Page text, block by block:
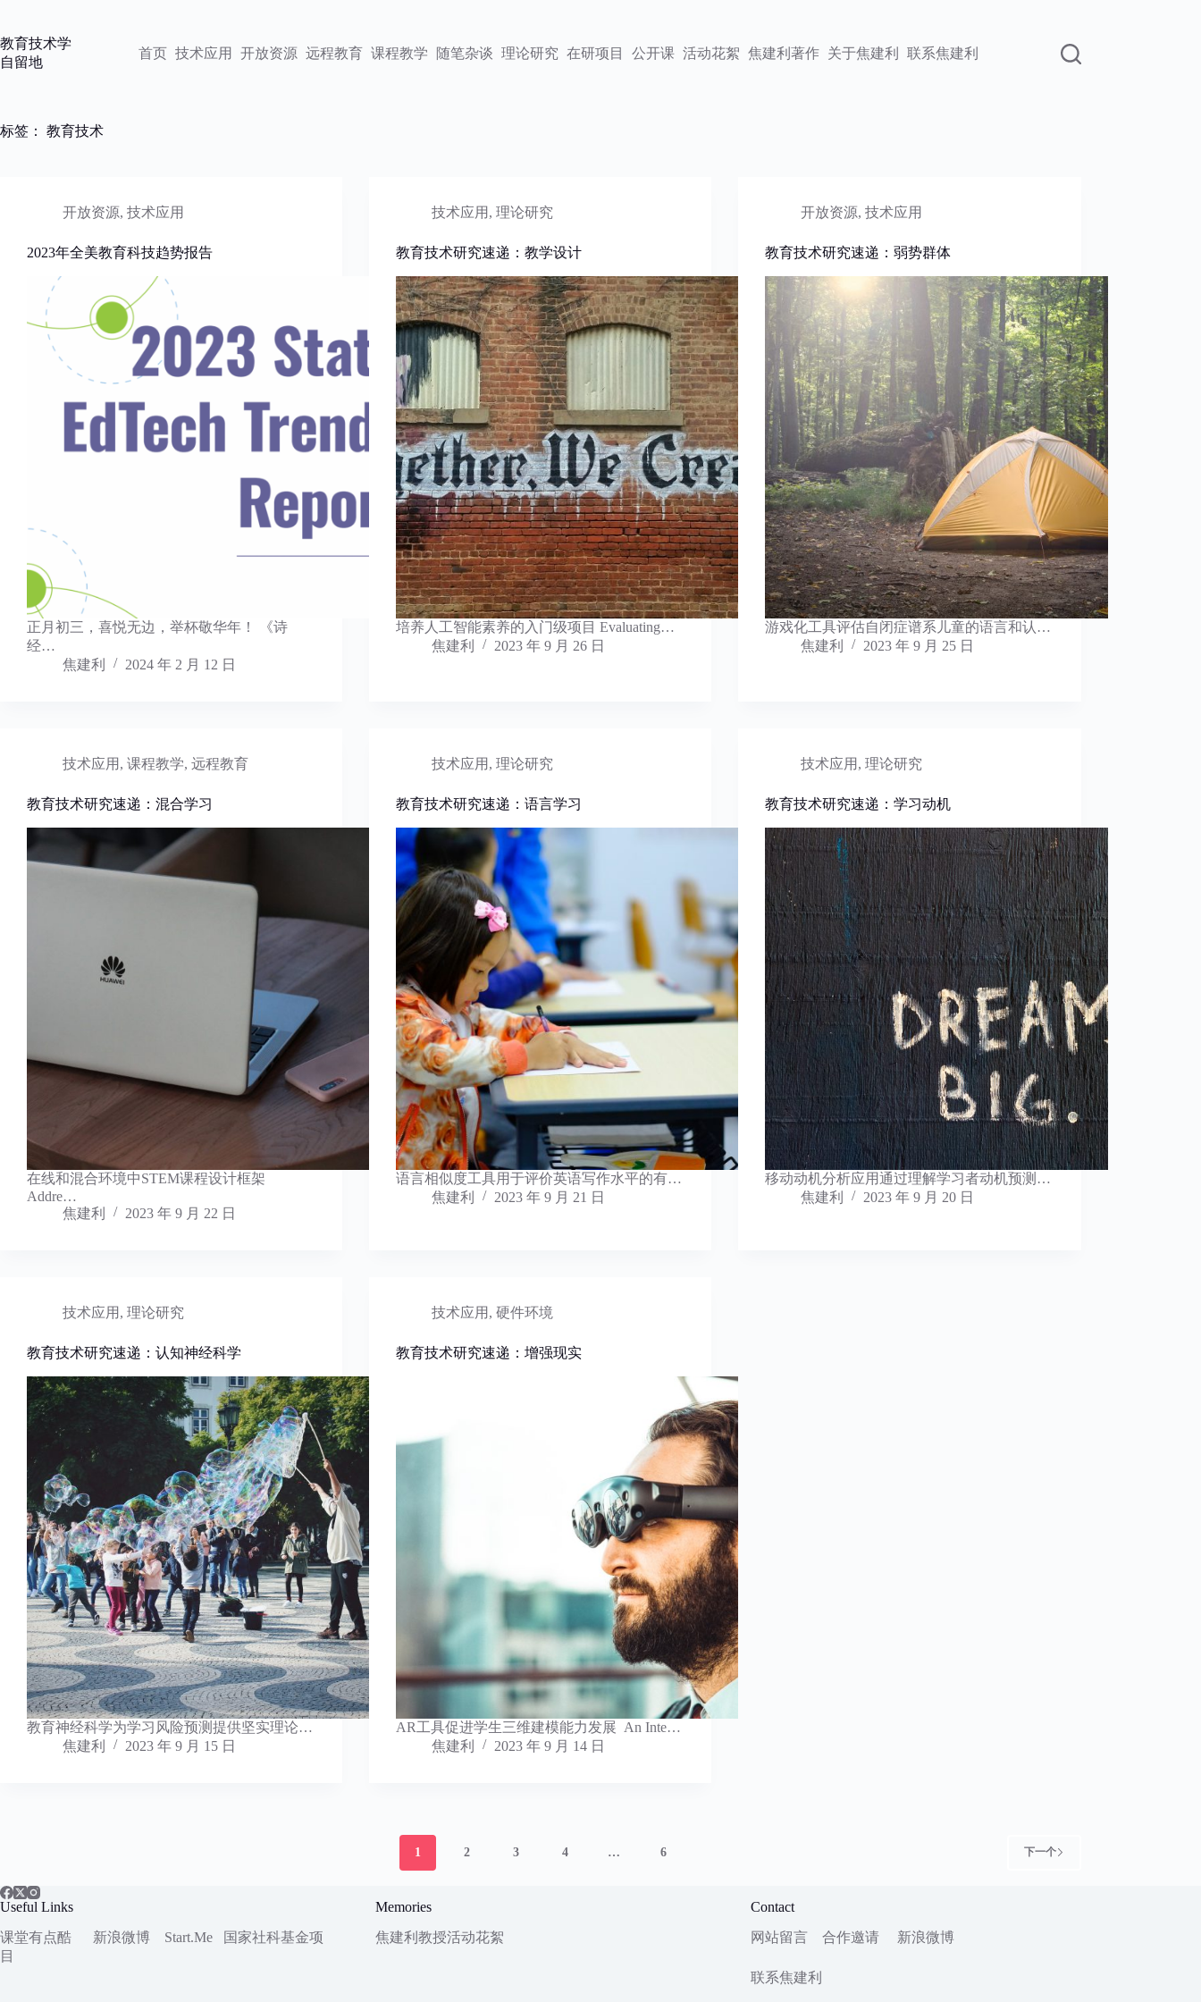
内
容
教育技术学
自留地
首页 技术应用 开放资源 远程教育 课程教学 随笔杂谈 理论研究 在研项目 公开课 活动花絮 焦建利著作 关于焦建利 联系焦建利
标签： 教育技术
开放资源, 技术应用
2023年全美教育科技趋势报告
正月初三，喜悦无边，举杯敬华年！ 《诗
经…
焦建利
2024 年 2 月 12 日
技术应用 ,理论研究
教育技术研究速递：教学设计
培养人工智能素养的入门级项目 Evaluating…
焦建利
2023 年 9 月 26 日
开放资源,技术应用
教育技术研究速递：弱势群体
游戏化工具评估自闭症谱系儿童的语言和认…
焦建利
2023 年 9 月 25 日
技术应用 , 课程教学, 远程教育
教育技术研究速递：混合学习
在线和混合环境中STEM课程设计框架
Addre…
焦建利
2023 年 9 月 22 日
技术应用 ,理论研究
教育技术研究速递：语言学习
语言相似度工具用于评价英语写作水平的有…
焦建利
2023 年 9 月 21 日
技术应用 ,理论研究
教育技术研究速递：学习动机
移动动机分析应用通过理解学习者动机预测…
焦建利
2023 年 9 月 20 日
技术应用 , 理论研究
教育技术研究速递：认知神经科学
教育神经科学为学习风险预测提供坚实理论…
焦建利
2023 年 9 月 15 日
技术应用 ,硬件环境
教育技术研究速递：增强现实
AR工具促进学生三维建模能力发展 An Inte…
焦建利
2023 年 9 月 14 日
1 2 3 4 … 6 下一个
Useful Links
课堂有点酷
新浪微博 Start.Me 国家社科基金项
目
Memories
焦建利教授活动花絮
Contact
网站留言
合作邀请 新浪微博
联系焦建利